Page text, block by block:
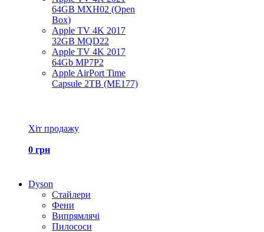
64GB MXH02 (Open
Box)
Apple TV 4K 2017
32GB MQD22
Apple TV 4K 2017
64Gb MP7P2
Apple AirPort Time
Capsule 2TB (ME177)
Хіт продажу
0 грн
Dyson
Стайлери
Фени
Випрямлячі
Пилососи